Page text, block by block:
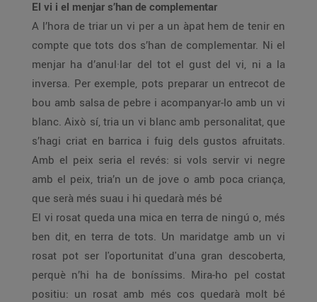
El vi i el menjar s’han de complementar
A l’hora de triar un vi per a un àpat hem de tenir en
compte que tots dos s’han de complementar. Ni el
menjar ha d’anul·lar del tot el gust del vi, ni a la
inversa. Per exemple, pots preparar un entrecot de
bou amb salsa de pebre i acompanyar-lo amb un vi
blanc. Això sí, tria un vi blanc amb personalitat, que
s’hagi criat en barrica i fuig dels gustos afruitats.
Amb el peix seria el revés: si vols servir vi negre
amb el peix, tria’n un de jove o amb poca criança,
que serà més suau i hi quedarà més bé
El vi rosat queda una mica en terra de ningú o, més
ben dit, en terra de tots. Un maridatge amb un vi
rosat pot ser l'oportunitat d'una gran descoberta,
perquè n’hi ha de boníssims. Mira-ho pel costat
positiu: un rosat amb més cos quedarà molt bé